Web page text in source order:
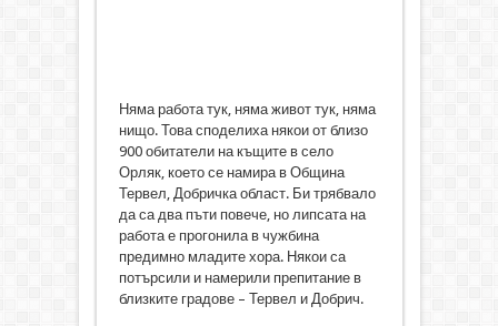
Няма работа тук, няма живот тук, няма
нищо. Това споделиха някои от близо
900 обитатели на къщите в село
Орляк, което се намира в Община
Тервел, Добричка област. Би трябвало
да са два пъти повече, но липсата на
работа е прогонила в чужбина
предимно младите хора. Някои са
потърсили и намерили препитание в
близките градове – Тервел и Добрич.